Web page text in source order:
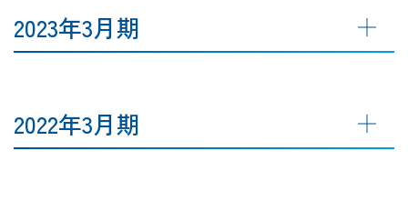
2023年3月期
2022年3月期